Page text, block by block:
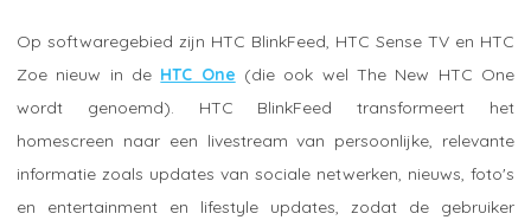
Op softwaregebied zijn HTC BlinkFeed, HTC Sense TV en HTC
Zoe nieuw in de HTC One (die ook wel The New HTC One
wordt genoemd). HTC BlinkFeed transformeert het
homescreen naar een livestream van persoonlijke, relevante
informatie zoals updates van sociale netwerken, nieuws, foto's
en entertainment en lifestyle updates, zodat de gebruiker